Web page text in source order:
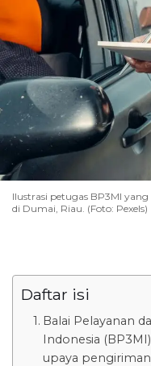
Ilustrasi petugas BP3MI
di Dumai, Riau. (Foto: Pexels)
Daftar isi
Balai Pelayanan
Indonesia
upaya